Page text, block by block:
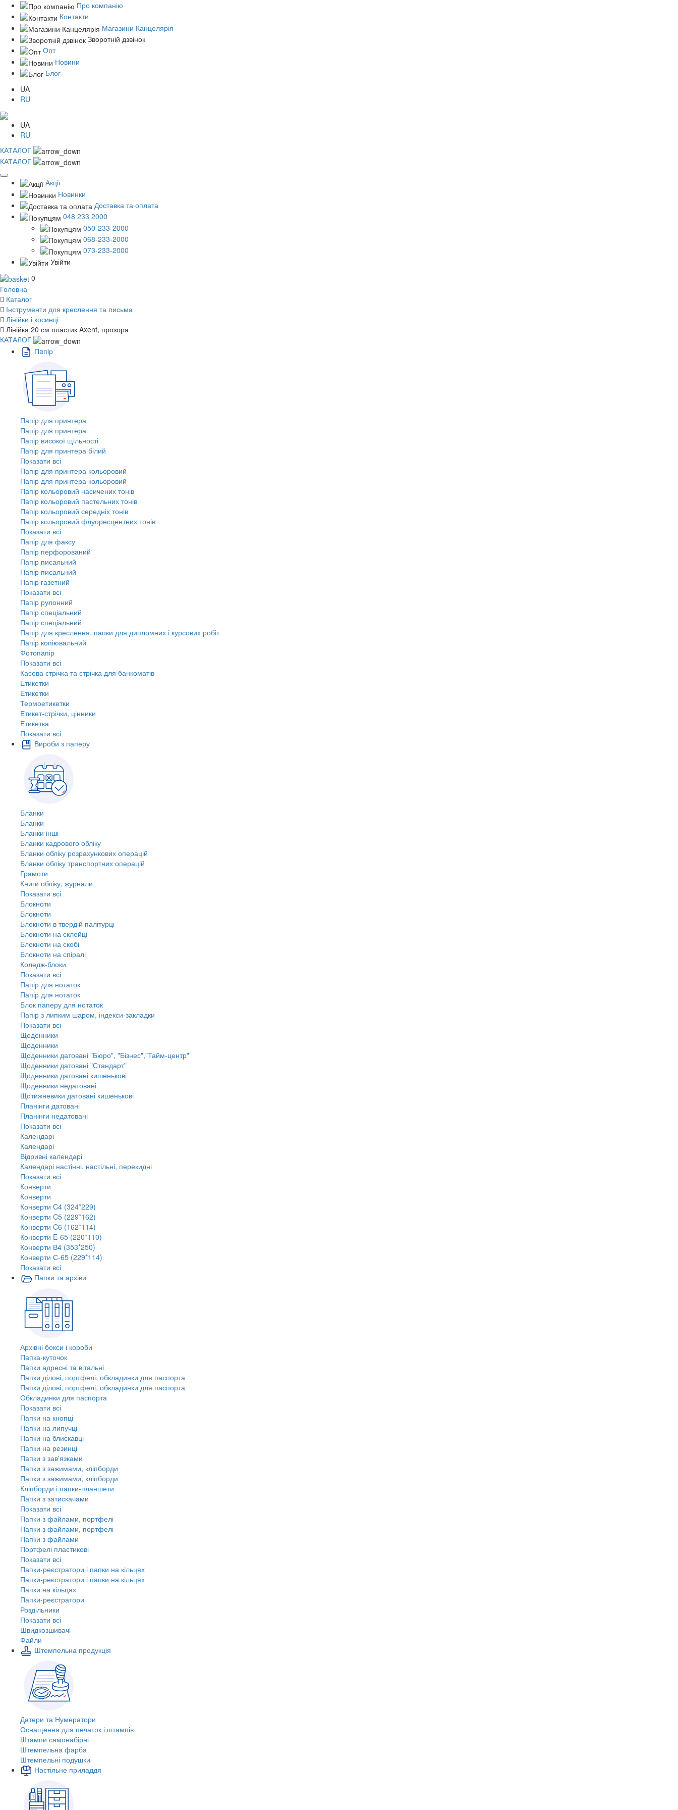
Про компанію
Контакти
Магазини Канцелярія
Зворотній дзвінок
Опт
Новини
Блог
UA
RU
UA
RU
КАТАЛОГ
КАТАЛОГ
Акції
Новинки
Доставка та оплата
048 233 2000
050-233-2000
068-233-2000
073-233-2000
Увійти
0
Головна
Каталог
Інструменти для креслення та письма
Лінійки і косинці
Лінійка 20 см пластик Axent, прозора
КАТАЛОГ
Пaпiр
Папір для принтера
Папір для принтера
Папір високої щільності
Папір для принтера білий
Показати всі
Папір для принтера кольоровий
Папір для принтера кольоровий
Папір кольоровий насичених тонів
Папір кольоровий пастельних тонів
Папір кольоровий середніх тонів
Папір кольоровий флуоресцентних тонів
Показати всі
Папір для факсу
Папір перфорований
Папір писальний
Папір писальний
Папір газетний
Показати всі
Папір рулонний
Папір спеціальний
Папір спеціальний
Папір для креслення, папки для дипломних і курсових робіт
Папір копіювальний
Фотопапір
Показати всі
Касова стрічка та стрічка для банкоматів
Етикетки
Етикетки
Термоетикетки
Етикет-стрічки, цінники
Етикетка
Показати всі
Вироби з паперу
Бланки
Бланки
Бланки інші
Бланки кадрового обліку
Бланки обліку розрахункових операцій
Бланки обліку транспортних операцій
Грамоти
Книги обліку, журнали
Показати всі
Блокноти
Блокноти
Блокноти в твердій палітурці
Блокноти на склейці
Блокноти на скобі
Блокноти на спіралі
Коледж-блоки
Показати всі
Папір для нотаток
Папір для нотаток
Блок паперу для нотаток
Папір з липким шаром, індекси-закладки
Показати всі
Щоденники
Щоденники
Щоденники датовані "Бюро", "Бізнес","Тайм-центр"
Щоденники датовані "Стандарт"
Щоденники датовані кишенькові
Щоденники недатовані
Щотижневики датовані кишенькові
Планінги датовані
Планінги недатовані
Показати всі
Календарі
Календарі
Відривні календарі
Календарі настінні, настільні, перекидні
Показати всі
Конверти
Конверти
Конверти C4 (324*229)
Конверти C5 (229*162)
Конверти C6 (162*114)
Конверти E-65 (220*110)
Конверти В4 (353*250)
Конверти С-65 (229*114)
Показати всі
Папки та архіви
Архівні бокси і короби
Папка-куточок
Папки адресні та вітальні
Папки ділові, портфелі, обкладинки для паспорта
Папки ділові, портфелі, обкладинки для паспорта
Обкладинки для паспорта
Показати всі
Папки на кнопці
Папки на липучці
Папки на блискавці
Папки на резинці
Папки з зав'язками
Папки з зажимами, кліпборди
Папки з зажимами, кліпборди
Кліпборди і папки-планшети
Папки з затискачами
Показати всі
Папки з файлами, портфелі
Папки з файлами, портфелі
Папки з файлами
Портфелі пластикові
Показати всі
Папки-реєстратори і папки на кільцях
Папки-реєстратори і папки на кільцях
Папки на кільцях
Папки-реєстратори
Роздільники
Показати всі
Швидкозшивачi
Файли
Штемпельна продукція
Датери та Нумератори
Оснащення для печаток і штампів
Штампи самонабірні
Штемпельна фарба
Штемпельні подушки
Настільне приладдя